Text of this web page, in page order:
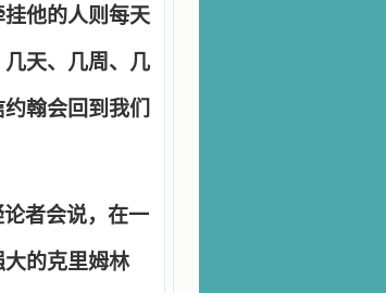
他的人则每天
天、几周、几
翰会回到我们
者会说，在一
的克里姆林